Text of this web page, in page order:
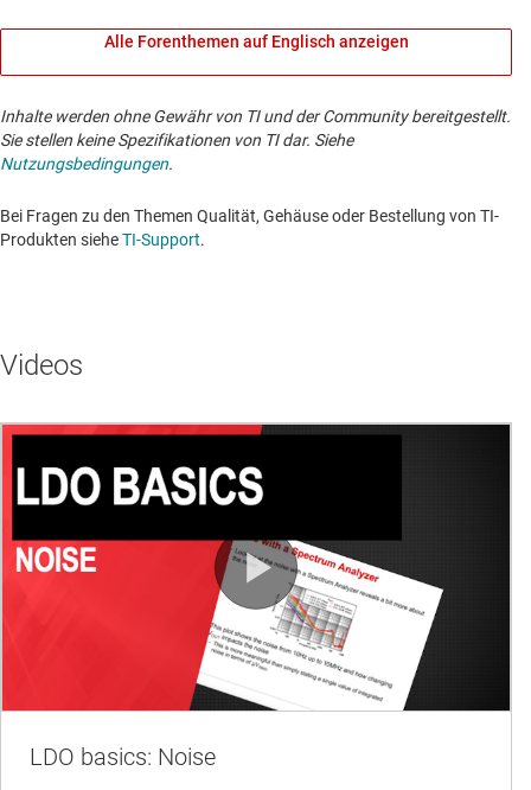
Alle Forenthemen auf Englisch anzeigen
Inhalte werden ohne Gewähr von TI und der Community bereitgestellt.
Sie stellen keine Spezifikationen von TI dar. Siehe
Nutzungsbedingungen.
Bei Fragen zu den Themen Qualität, Gehäuse oder Bestellung von TI-
Produkten sieheTI-Support. ​​​​​​​​​​​​​​
Videos